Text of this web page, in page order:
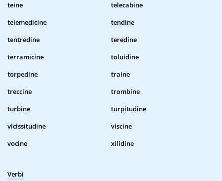
teine
telecabine
telemedicine
tendine
tentredine
teredine
terramicine
toluidine
torpedine
traine
treccine
trombine
turbine
turpitudine
vicissitudine
viscine
vocine
xilidine
Verbi